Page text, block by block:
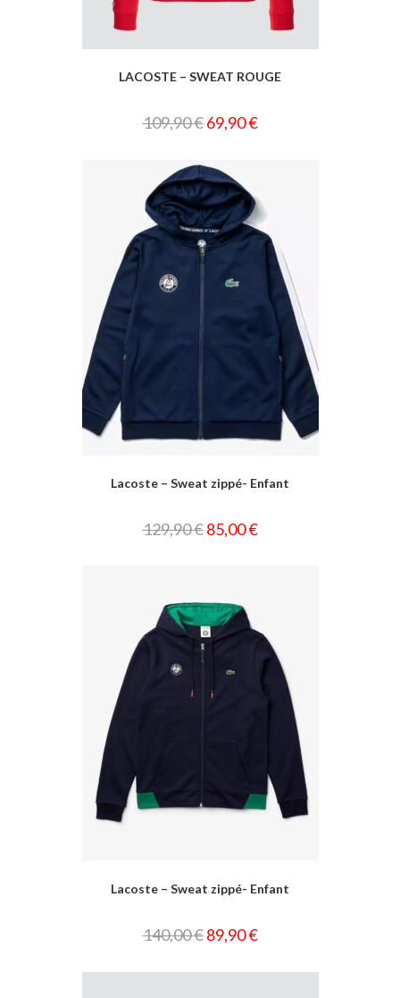
LACOSTE – SWEAT ROUGE
109,90€ 69,90€
Lacoste – Sweat zippé- Enfant
129,90€ 85,00€
Lacoste – Sweat zippé- Enfant
140,00€ 89,90€